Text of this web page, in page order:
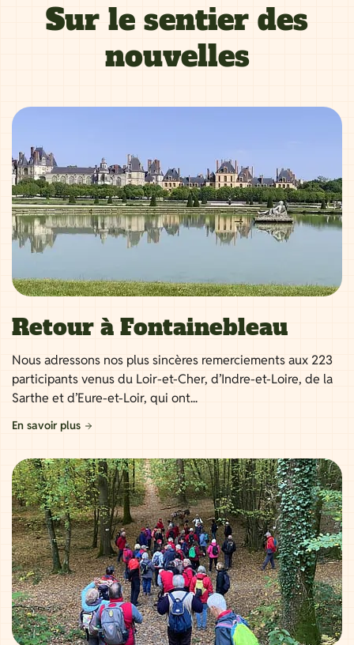
Sur le sentier des
nouvelles
Retour à Fontainebleau
Nous adressons nos plus sincères remerciements aux 223
participants venus du Loir-et-Cher, d’Indre-et-Loire, de la
Sarthe et d’Eure-et-Loir, qui ont...
En savoir plus